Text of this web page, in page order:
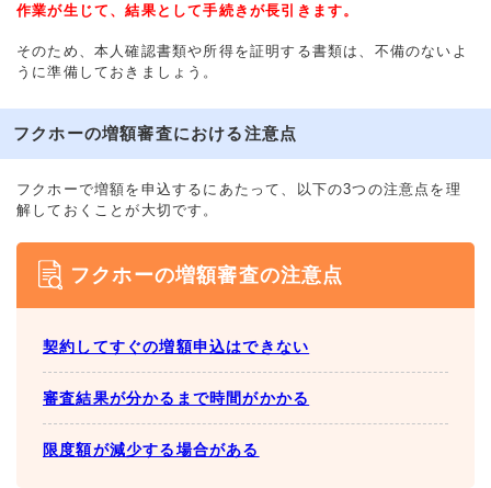
作業が生じて、結果として手続きが長引きます。
そのため、本人確認書類や所得を証明する書類は、不備のないよ
うに準備しておきましょう。
フクホーの増額審査における注意点
フクホーで増額を申込するにあたって、以下の3つの注意点を理
解しておくことが大切です。
フクホーの増額審査の注意点
契約してすぐの増額申込はできない
審査結果が分かるまで時間がかかる
限度額が減少する場合がある